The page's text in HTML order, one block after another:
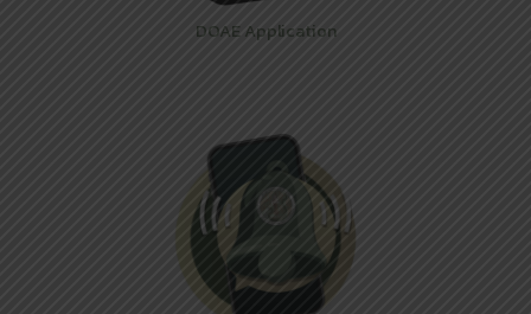
DOAE Application